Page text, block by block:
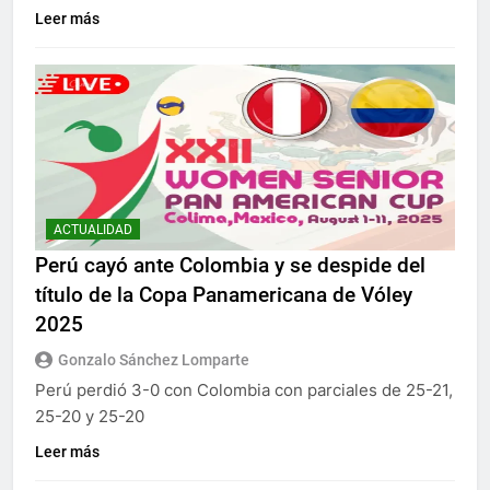
Leer más
ACTUALIDAD
Perú cayó ante Colombia y se despide del
título de la Copa Panamericana de Vóley
2025
Gonzalo Sánchez Lomparte
Perú perdió 3-0 con Colombia con parciales de 25-21,
25-20 y 25-20
Leer más